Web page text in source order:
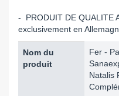
- PRODUIT DE QUALITE
exclusivement en
Nom du
produit
Fer -
Natalis